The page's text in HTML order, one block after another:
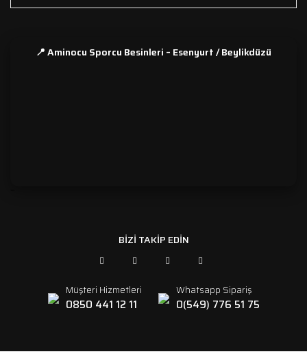
📍 Aminocu Sporcu Besinleri – Esenyurt / Beylikdüzü
BİZİ TAKİP EDİN
Müşteri Hizmetleri
0850 441 12 11
Whatsapp Sipariş
0(549) 776 51 75